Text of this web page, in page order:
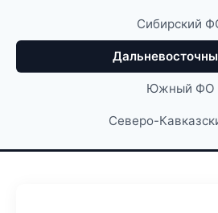
Сибирский
Южный ФО
Северо-